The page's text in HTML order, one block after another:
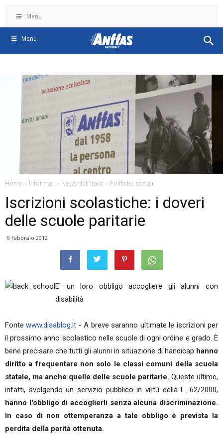
Menu
Menu
Home Informati News dall'Italia Politiche sociali
Iscrizioni scolastiche: i doveri
delle scuole paritarie
9 febbraio 2012
E' un loro obbligo accogliere gli alunni con
disabilità
Fontewww.disablog.it - A breve saranno ultimate le iscrizioni per
il prossimo anno scolastico nelle scuole di ogni ordine e grado. È
bene precisare che tutti gli alunni in situazione di handicap hanno
diritto a frequentare non solo le classi comuni della scuola
statale, ma anche quelle delle scuole paritarie. Queste ultime,
infatti, svolgendo un servizio pubblico in virtù della L. 62/2000,
hanno l'obbligo di accoglierli senza alcuna discriminazione.
In caso di non ottemperanza a tale obbligo è prevista la
perdita della parità ottenuta.